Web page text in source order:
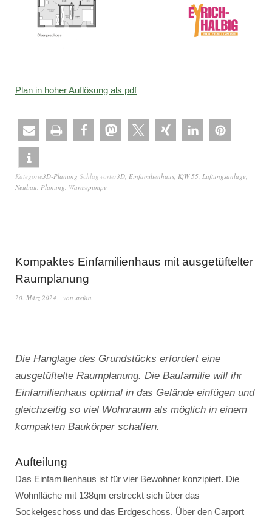
Plan in hoher Auflösung als pdf
Kategorie3D-Planung Schlagwörter3D, Einfamilienhaus, KfW 55, Lüftungsanlage,
Neubau, Planung, Wärmepumpe
Kompaktes Einfamilienhaus mit ausgetüftelter
Raumplanung
20. März 2024 von stefan
Die Hanglage des Grundstücks erfordert eine
ausgetüftelte Raumplanung. Die Baufamilie will ihr
Einfamilienhaus optimal in das Gelände einfügen und
gleichzeitig so viel Wohnraum als möglich in einem
kompakten Baukörper schaffen.
Aufteilung
Das Einfamilienhaus ist für vier Bewohner konzipiert. Die
Wohnfläche mit 138qm erstreckt sich über das
Sockelgeschoss und das Erdgeschoss. Über den Carport